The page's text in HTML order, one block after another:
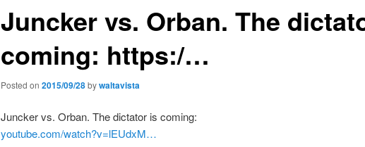
Juncker vs. Orban. The
coming: https:/…
Posted on 2015/09/28bywaltavista
Juncker vs. Orban. The dictator is coming:
youtube.com/watch?v=lEUdxM…